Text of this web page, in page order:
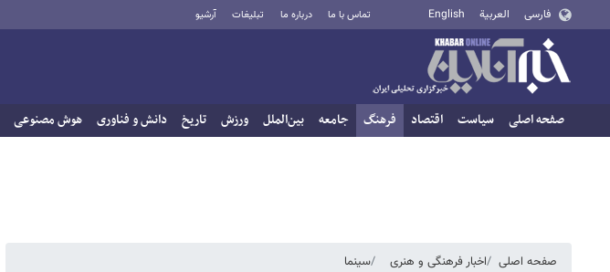
فارسی العربية English تماس با ما درباره ما تبلیغات آرشیو
صفحه اصلی سیاست اقتصاد فرهنگ جامعه بین‌الملل ورزش تاریخ دانش و فناوری هوش مصنوعی
صفحه اصلی اخبار فرهنگی و هنری سینما